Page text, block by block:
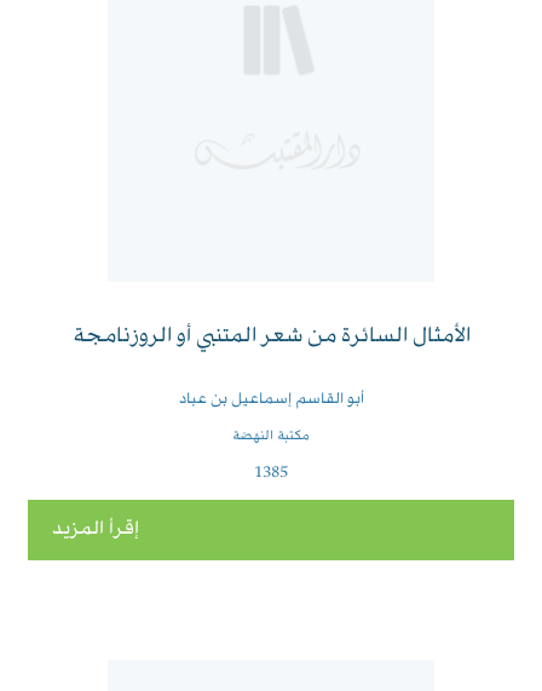
الأمثال السائرة من شعر المتنبي أو الروزنامجة
أبو القاسم إسماعيل بن عباد
مكتبة النهضة
1385
إقرأ المزيد